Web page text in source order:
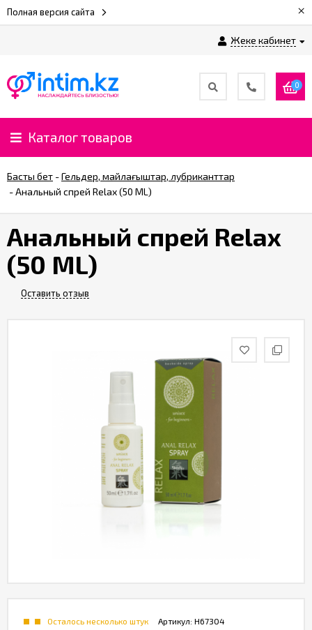
Полная версия сайта ×
Жеке кабинет
0
Каталог товаров
Басты бет -Гельдер, майлағыштар, лубриканттар
-Анальный спрей Relax (50 ML)
Анальный спрей Relax
(50 ML)
Оставить отзыв
Артикул: H67304
Осталось несколько штук